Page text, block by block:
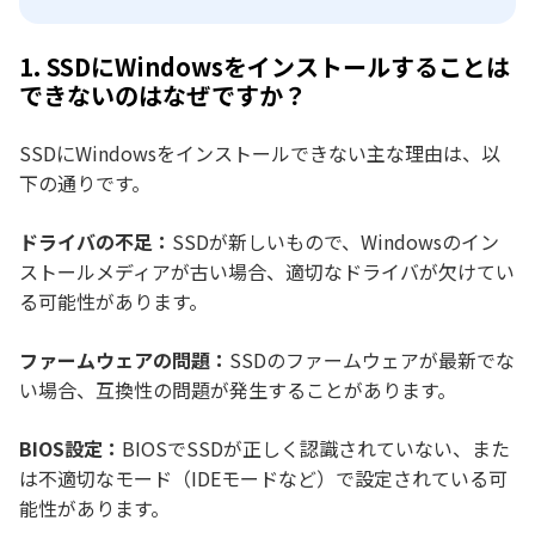
1. SSDにWindowsをインストールすることは
できないのはなぜですか？
SSDにWindowsをインストールできない主な理由は、以
下の通りです。
ドライバの不足： SSDが新しいもので、Windowsのイン
ストールメディアが古い場合、適切なドライバが欠けてい
る可能性があります。
ファームウェアの問題： SSDのファームウェアが最新でな
い場合、互換性の問題が発生することがあります。
BIOS設定： BIOSでSSDが正しく認識されていない、また
は不適切なモード（IDEモードなど）で設定されている可
能性があります。